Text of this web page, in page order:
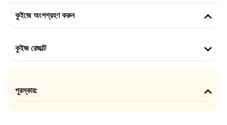
কুইজে অংশগ্রহণ করুন
কুইজ রেজাল্ট
পুরস্কার: